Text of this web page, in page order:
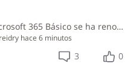
La suscripción a Microsoft 365 Básico se ha renovado El sábado, agosto 08, 2026, se le cobró USD 19.99 por renovar la suscripción.
hace 6 minutos
3 0